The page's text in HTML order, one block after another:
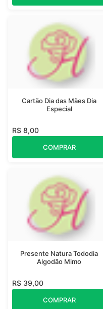
Cartão Dia das Mães Dia
Especial
R$ 8,00
COMPRAR
Presente Natura Tododia
Algodão Mimo
R$ 39,00
COMPRAR